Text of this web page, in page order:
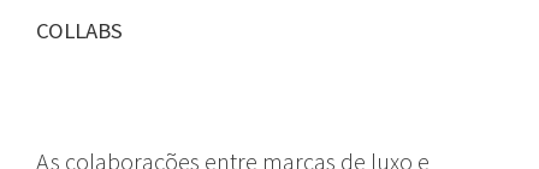
COLLABS
As colaborações entre marcas de luxo e